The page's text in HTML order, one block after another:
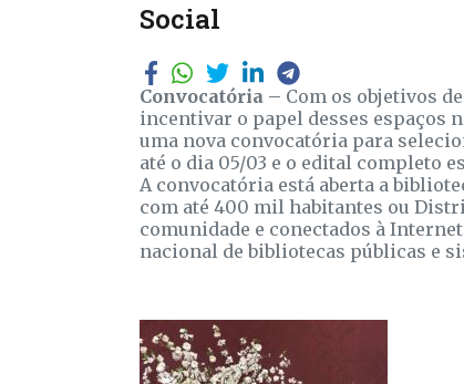
Social
Convocatória – Com os objetivos
incentivar o papel desses espaços
uma nova convocatória para
até o dia 05/03 e o edital completo
A convocatória está aberta a
com até 400 mil habitantes ou
comunidade e conectados à
nacional de bibliotecas públicas e